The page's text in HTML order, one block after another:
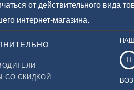
от действительного вида
интернет-магазина.
СО СКИДКОЙ